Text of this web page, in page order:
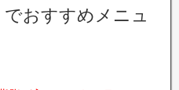
おすすめメニュ